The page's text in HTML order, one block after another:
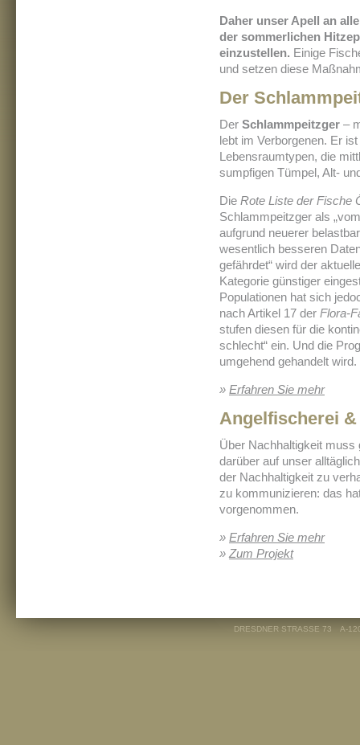
Daher unser Apell an
der sommerlichen
einzustellen. Einige
und setzen diese
Der
Der Schlammpeitzger –
lebt im Verborgenen. Er
Lebensraumtypen, die
sumpfigen Tümpel, Alt-
Die Rote Liste der Fische
Schlammpeitzger als
aufgrund neuerer
wesentlich besseren
gefährdet“ wird der
Kategorie günstiger
Populationen hat sich
nach Artikel 17 der Flora-
stufen diesen für die
schlecht“ ein. Und die
umgehend gehandelt wird.
» Erfahren Sie mehr
Angelfischerei
Über Nachhaltigkeit
darüber auf unser
der Nachhaltigkeit zu
zu kommunizieren: das
vorgenommen.
» Erfahren Sie mehr
» Zum Projekt
A-
DRESDNER STRASSE 73